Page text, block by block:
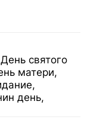
святого
матери,
день,